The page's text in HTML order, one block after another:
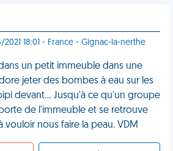
18:01 - France - Gignac-la-nerthe
un petit immeuble dans une
jeter des bombes à eau sur les
devant… Jusqu'à ce qu'un groupe
de l'immeuble et se retrouve
nous faire la peau. VDM